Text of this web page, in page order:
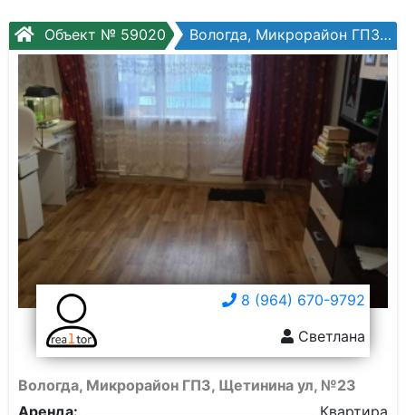
Объект № 59020 Вологда, Микрорайон ГПЗ, Щетинина ул, №23
8 (964) 670-9792
Светлана
Вологда, Микрорайон ГПЗ, Щетинина ул, №23
Аренда:
Квартира